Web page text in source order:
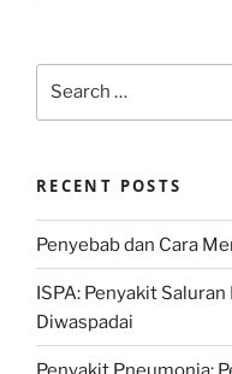
RECENT POSTS
Penyebab dan Cara
ISPA: Penyakit
Diwaspadai